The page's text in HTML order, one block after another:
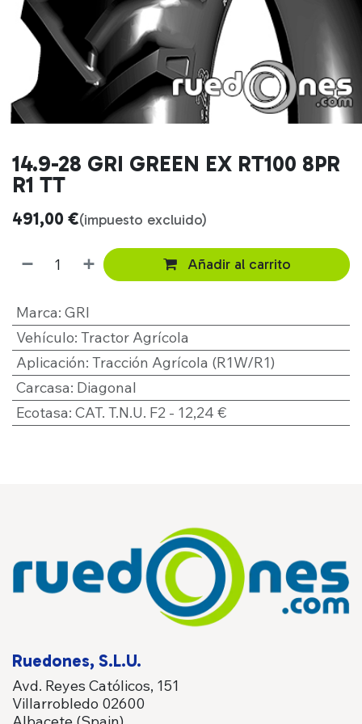
14.9-28 GRI GREEN EX RT100 8PR
R1 TT
491,00 €(impuesto excluido)
Añadir al carrito
Marca: GRI
Vehículo: Tractor Agrícola
Aplicación: Tracción Agrícola (R1W/R1)
Carcasa: Diagonal
Ecotasa: CAT. T.N.U. F2 - 12,24 €
Ruedones, S.L.U.
Avd. Reyes Católicos, 151
Villarrobledo 02600